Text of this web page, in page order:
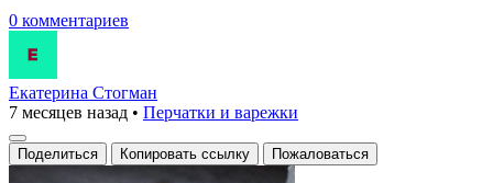
0 комментариев
Екатерина Стогман
7 месяцев назад • Перчатки и варежки
Поделиться Копировать ссылку Пожаловаться